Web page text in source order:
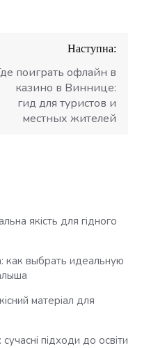
Наступна:
поиграть офлайн в
казино в Виннице:
гид для туристов и
местных жителей
якість для гідного
как выбрать идеальную
матеріал для
підходи до освіти